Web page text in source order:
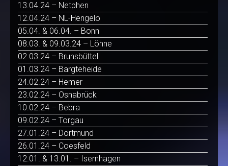
13.04.24 – Netphen
12.04.24 – NL-Hengelo
05.04. & 06.04. – Bonn
08.03. & 09.03.24 – Löhne
02.03.24 – Brunsbüttel
01.03.24 – Bargteheide
24.02.24 – Hemer
23.02.24 – Osnabrück
10.02.24 – Bebra
09.02.24 – Torgau
27.01.24 – Dortmund
26.01.24 – Coesfeld
12.01. & 13.01. – Isernhagen